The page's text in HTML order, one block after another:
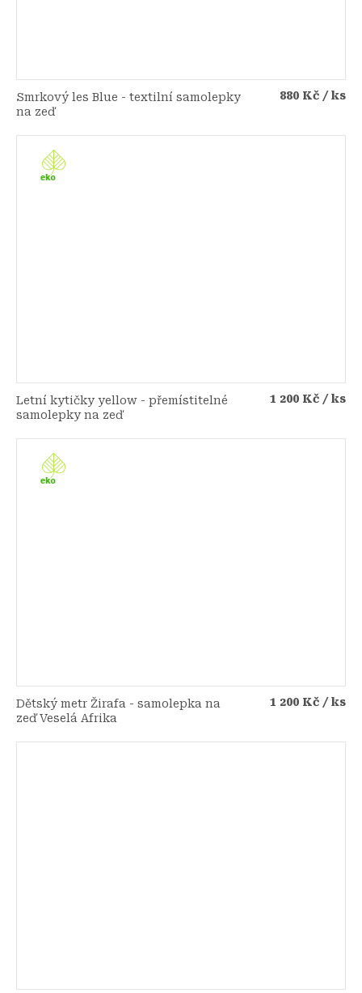
Smrkový les Blue - textilní samolepky
na zeď
880 Kč / ks
Letní kytičky yellow - přemístitelné
samolepky na zeď
1 200 Kč / ks
Dětský metr Žirafa - samolepka na
zeď Veselá Afrika
1 200 Kč / ks